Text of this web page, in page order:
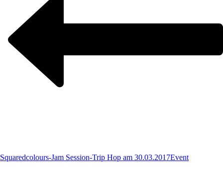
Squaredcolours-Jam Session-Trip Hop am 30.03.2017Event